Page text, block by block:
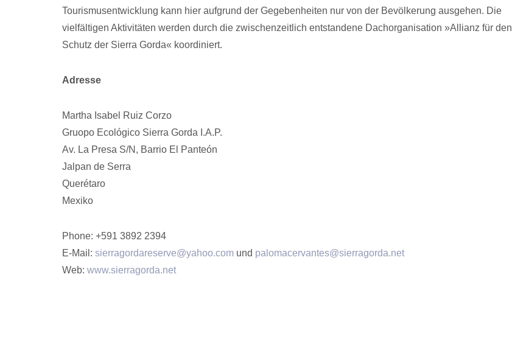
Tourismusentwicklung kann hier aufgrund der Gegebenheiten nur von der Bevölkerung ausgehen. Die
vielfältigen Aktivitäten werden durch die zwischenzeitlich entstandene Dachorganisation »Allianz für den
Schutz der Sierra Gorda« koordiniert.
Adresse
Martha Isabel Ruiz Corzo
Gruopo Ecológico Sierra Gorda I.A.P.
Av. La Presa S/N, Barrio El Panteón
Jalpan de Serra
Querétaro
Mexiko
Phone: +591 3892 2394
E-Mail: sierragordareserve@yahoo.com und palomacervantes@sierragorda.net
Web: www.sierragorda.net